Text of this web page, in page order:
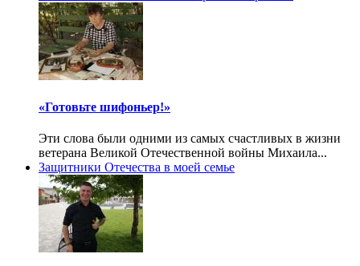
«Готовьте шифоньер!»
Эти слова были одними из самых счастливых в жизни
ветерана Великой Отечественной войны Михаила...
Защитники Отечества в моей семье